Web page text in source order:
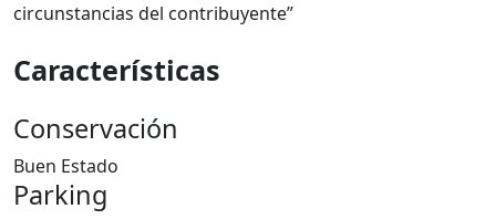
circunstancias del contribuyente”
Características
Conservación
Buen Estado
Parking